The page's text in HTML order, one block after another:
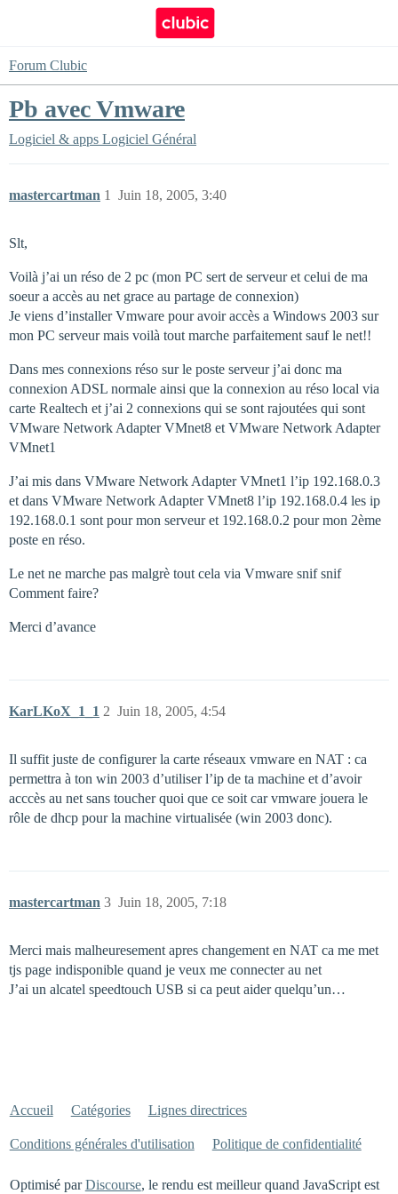
Forum Clubic
Pb avec Vmware
Logiciel & apps Logiciel Général
mastercartman Juin 18, 2005, 3:40
1
Slt,
Voilà j’ai un réso de 2 pc (mon PC sert de serveur et celui de ma
soeur a accès au net grace au partage de connexion)
Je viens d’installer Vmware pour avoir accès a Windows 2003 sur
mon PC serveur mais voilà tout marche parfaitement sauf le net!!
Dans mes connexions réso sur le poste serveur j’ai donc ma
connexion ADSL normale ainsi que la connexion au réso local via
carte Realtech et j’ai 2 connexions qui se sont rajoutées qui sont
VMware Network Adapter VMnet8 et VMware Network Adapter
VMnet1
J’ai mis dans VMware Network Adapter VMnet1 l’ip 192.168.0.3
et dans VMware Network Adapter VMnet8 l’ip 192.168.0.4 les ip
192.168.0.1 sont pour mon serveur et 192.168.0.2 pour mon 2ème
poste en réso.
Le net ne marche pas malgrè tout cela via Vmware snif snif
Comment faire?
Merci d’avance
KarLKoX_1_1 Juin 18, 2005, 4:54
2
Il suffit juste de configurer la carte réseaux vmware en NAT : ca
permettra à ton win 2003 d’utiliser l’ip de ta machine et d’avoir
acccès au net sans toucher quoi que ce soit car vmware jouera le
rôle de dhcp pour la machine virtualisée (win 2003 donc).
mastercartman Juin 18, 2005, 7:18
3
Merci mais malheuresement apres changement en NAT ca me met
tjs page indisponible quand je veux me connecter au net
J’ai un alcatel speedtouch USB si ca peut aider quelqu’un…
Accueil Catégories Lignes directrices
Conditions générales d'utilisation Politique de confidentialité
Optimisé parDiscourse, le rendu est meilleur quand JavaScript est